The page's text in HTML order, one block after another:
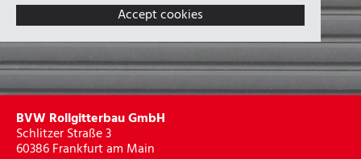
Accept cookies
BVW Rollgitterbau GmbH
Schlitzer Straße 3
60386 Frankfurt am Main